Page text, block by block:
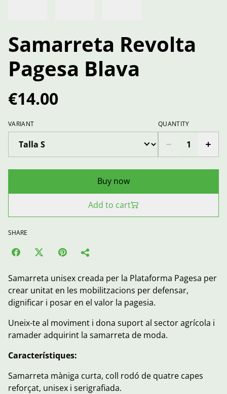
Samarreta Revolta
Pagesa Blava
€14.00
VARIANT QUANTITY
Buy now
Add to cart
SHARE
Samarreta unisex creada per la Plataforma Pagesa per
crear unitat en les mobilitzacions per defensar,
dignificar i posar en el valor la pagesia.
Uneix-te al moviment i dona suport al sector agrícola i
ramader adquirint la samarreta de moda.
Característiques:
Samarreta màniga curta, coll rodó de quatre capes
reforçat, unisex i serigrafiada.